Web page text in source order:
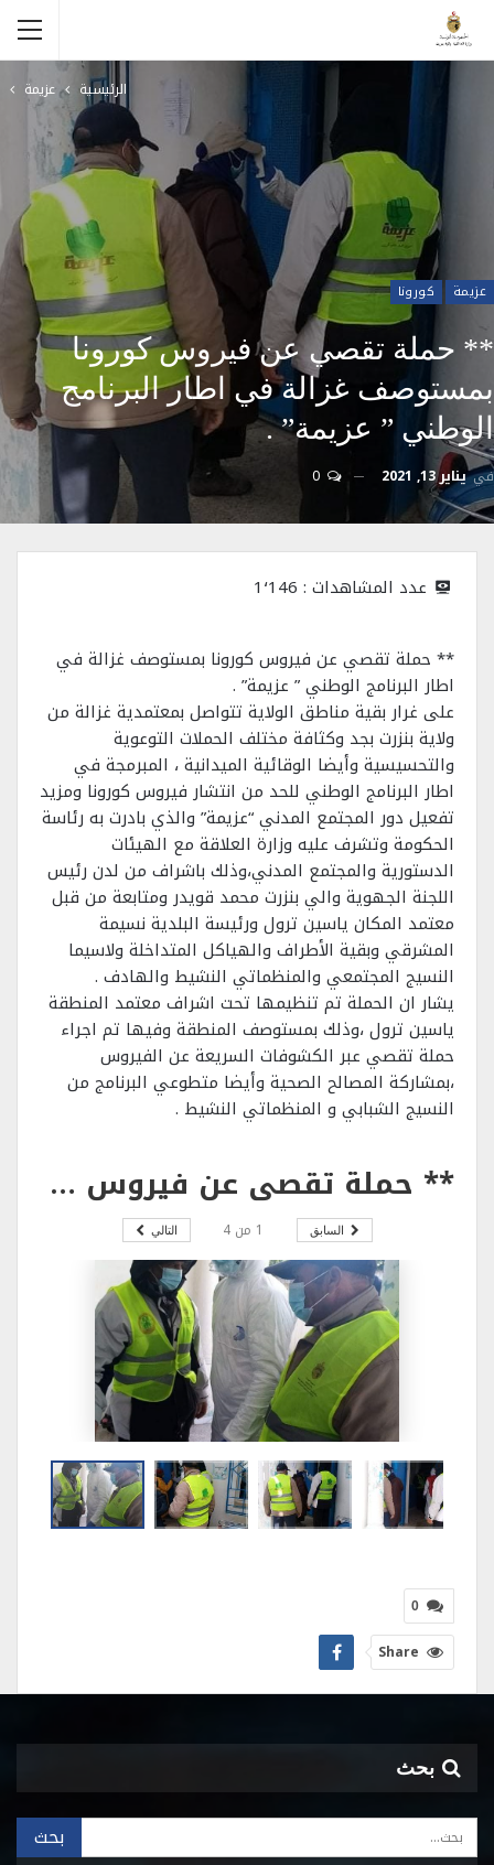
الرئيسية عزيمة
عزيمة كورونا
** حملة تقصي عن فيروس كورونا
بمستوصف غزالة في اطار البرنامج
الوطني ” عزيمة” .
فييناير 13, 2021
عدد المشاهدات : 1٬146
** حملة تقصي عن فيروس كورونا بمستوصف غزالة في
اطار البرنامج الوطني ” عزيمة” .
على غرار بقية مناطق الولاية تتواصل بمعتمدية غزالة من
ولاية بنزرت بجد وكثافة مختلف الحملات التوعوية
والتحسيسية وأيضا الوقائية الميدانية ، المبرمجة في
اطار البرنامج الوطني للحد من انتشار فيروس كورونا ومزيد
تفعيل دور المجتمع المدني “عزيمة” والذي بادرت به رئاسة
الحكومة وتشرف عليه وزارة العلاقة مع الهيئات
الدستورية والمجتمع المدني،وذلك باشراف من لدن رئيس
اللجنة الجهوية والي بنزرت محمد قويدر ومتابعة من قبل
معتمد المكان ياسين ترول ورئيسة البلدية نسيمة
المشرقي وبقية الأطراف والهياكل المتداخلة ولاسيما
النسيج المجتمعي والمنظماتي النشيط والهادف .
يشار ان الحملة تم تنظيمها تحت اشراف معتمد المنطقة
ياسين ترول ،وذلك بمستوصف المنطقة وفيها تم اجراء
حملة تقصي عبر الكشوفات السريعة عن الفيروس
،بمشاركة المصالح الصحية وأيضا متطوعي البرنامج من
النسيج الشبابي و المنظماتي النشيط .
** حملة تقصي عن فيروس كورونا بمستوصف غزالة في اطار البرنامج الوطني ” عزيمة” .
السابق 1 من 4 التالي
0
Share
بحث